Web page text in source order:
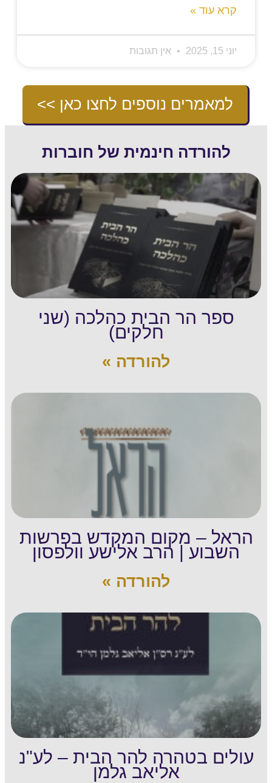
קרא עוד »
יוני 15, 2025 אין תגובות
למאמרים נוספים לחצו כאן >>
להורדה חינמית של חוברות
ספר הר הבית כהלכה (שני
חלקים)
להורדה »
הראל – מקום המקדש בפרשות
השבוע | הרב אלישע וולפסון
להורדה »
עולים בטהרה להר הבית – לע"נ
אליאב גלמן